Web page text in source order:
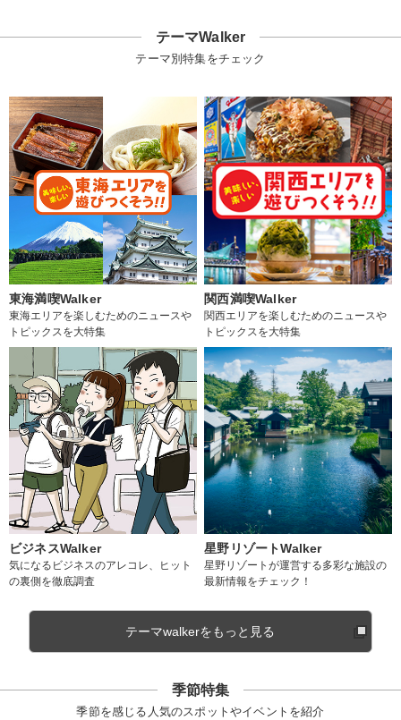
テーマWalker
テーマ別特集をチェック
東海満喫Walker
東海エリアを楽しむためのニュースや
トピックスを大特集
関西満喫Walker
関西エリアを楽しむためのニュースや
トピックスを大特集
ビジネスWalker
気になるビジネスのアレコレ、ヒット
の裏側を徹底調査
星野リゾートWalker
星野リゾートが運営する多彩な施設の
最新情報をチェック！
テーマwalkerをもっと見る
季節特集
季節を感じる人気のスポットやイベントを紹介